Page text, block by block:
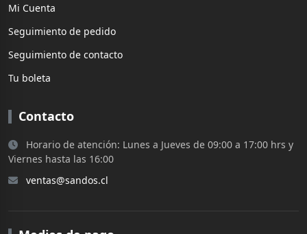
Mi Cuenta
Seguimiento de pedido
Seguimiento de contacto
Tu boleta
Contacto
Horario de atención: Lunes a Jueves de 09:00 a 17:00 hrs y
Viernes hasta las 16:00
ventas@sandos.cl